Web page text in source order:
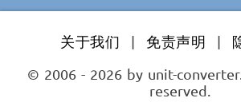
关于我们 | 免责声明 |
© 2006 - 2026 by unit-
reserved.